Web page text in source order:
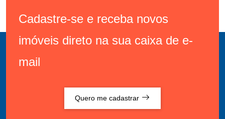
Cadastre-se e receba novos
imóveis direto na sua caixa de e-
mail
Quero me cadastrar